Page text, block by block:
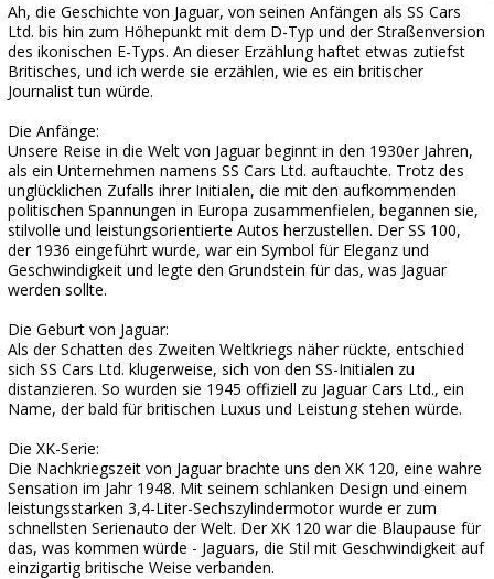
Ah, die Geschichte von Jaguar, von seinen Anfängen als SS Cars
Ltd. bis hin zum Höhepunkt mit dem D-Typ und der Straßenversion
des ikonischen E-Typs. An dieser Erzählung haftet etwas zutiefst
Britisches, und ich werde sie erzählen, wie es ein britischer
Journalist tun würde.
Die Anfänge:
Unsere Reise in die Welt von Jaguar beginnt in den 1930er Jahren,
als ein Unternehmen namens SS Cars Ltd. auftauchte. Trotz des
unglücklichen Zufalls ihrer Initialen, die mit den aufkommenden
politischen Spannungen in Europa zusammenfielen, begannen sie,
stilvolle und leistungsorientierte Autos herzustellen. Der SS 100,
der 1936 eingeführt wurde, war ein Symbol für Eleganz und
Geschwindigkeit und legte den Grundstein für das, was Jaguar
werden sollte.
Die Geburt von Jaguar:
Als der Schatten des Zweiten Weltkriegs näher rückte, entschied
sich SS Cars Ltd. klugerweise, sich von den SS-Initialen zu
distanzieren. So wurden sie 1945 offiziell zu Jaguar Cars Ltd., ein
Name, der bald für britischen Luxus und Leistung stehen würde.
Die XK-Serie:
Die Nachkriegszeit von Jaguar brachte uns den XK 120, eine wahre
Sensation im Jahr 1948. Mit seinem schlanken Design und einem
leistungsstarken 3,4-Liter-Sechszylindermotor wurde er zum
schnellsten Serienauto der Welt. Der XK 120 war die Blaupause für
das, was kommen würde - Jaguars, die Stil mit Geschwindigkeit auf
einzigartig britische Weise verbanden.